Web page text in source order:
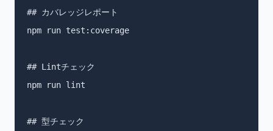
## カバレッジレポート
npm run test:coverage
## Lintチェック
npm run lint
## 型チェック